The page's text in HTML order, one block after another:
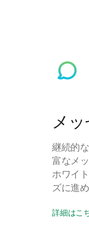
メ
継続的
富なメ
ホワイ
ズに進
詳細はこ